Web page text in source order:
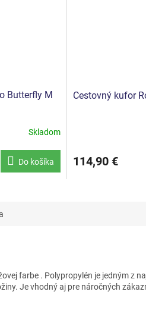
Butterfly M
Skladom
Do košíka
Cestovný kufor
114,90 €
farbe . Polypropylén je jedným z
Je vhodný aj pre náročných